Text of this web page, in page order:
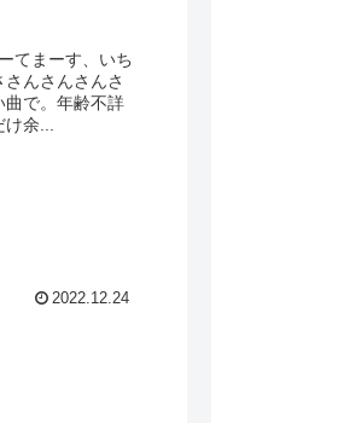
てまーす、いち
んさんさんさ
曲で。年齢不詳
余...
2022.12.24